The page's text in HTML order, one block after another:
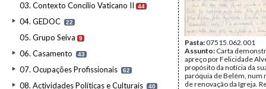
03. Contexto Concílio Vaticano II 44
04. GEDOC 22
05. Grupo Seiva 9
06. Casamento 43
07. Ocupações Profissionais 62
08. Actividades Políticas e Culturais 40
Pasta:07515.062.001
Assunto: Carta
apreço por Felicidade
propósito da notícia da
paróquia de Belém, num
de renovação da Igreja.